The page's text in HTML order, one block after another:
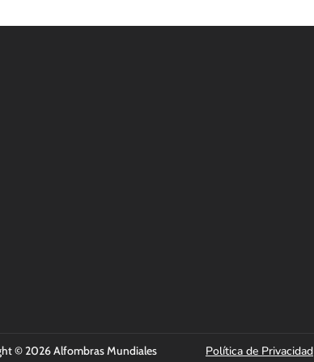
© 2026 Alfombras Mundiales Política de Privacidad